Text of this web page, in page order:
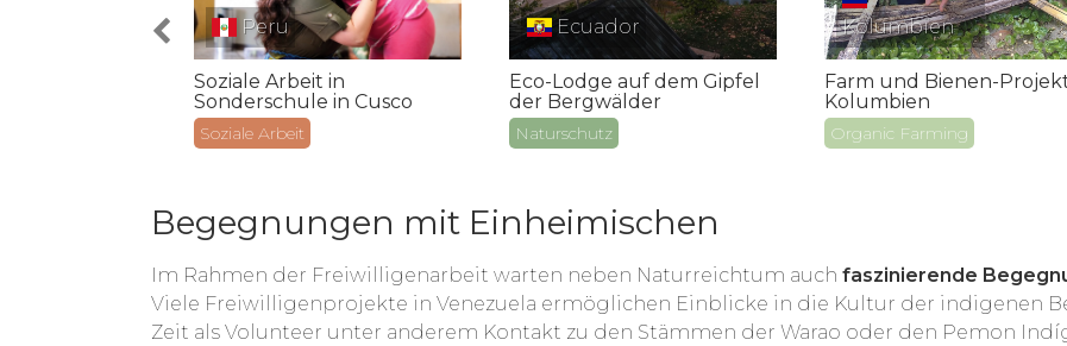
Peru
Soziale Arbeit in
Sonderschule in Cusco
Soziale Arbeit
Ecuador
Eco-Lodge auf dem Gipfel
der Bergwälder
Naturschutz
Kolumbien
Farm und Bienen-
Kolumbien
Organic Farming
Begegnungen mit Einheimischen
Im Rahmen der Freiwilligenarbeit warten neben Naturreichtum auch faszinierende
Viele Freiwilligenprojekte in Venezuela ermöglichen Einblicke in die Kultur der indigenen
Zeit als Volunteer unter anderem Kontakt zu den Stämmen der Warao oder den Pemon